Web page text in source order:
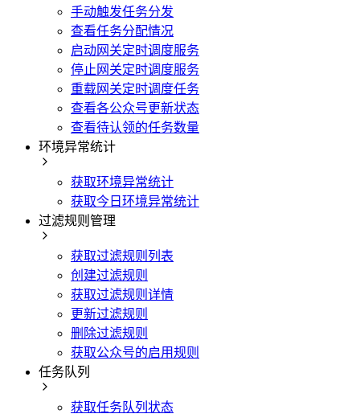
手动触发任务分发
查看任务分配情况
启动网关定时调度服务
停止网关定时调度服务
重载网关定时调度任务
查看各公众号更新状态
查看待认领的任务数量
环境异常统计
获取环境异常统计
获取今日环境异常统计
过滤规则管理
获取过滤规则列表
创建过滤规则
获取过滤规则详情
更新过滤规则
删除过滤规则
获取公众号的启用规则
任务队列
获取任务队列状态